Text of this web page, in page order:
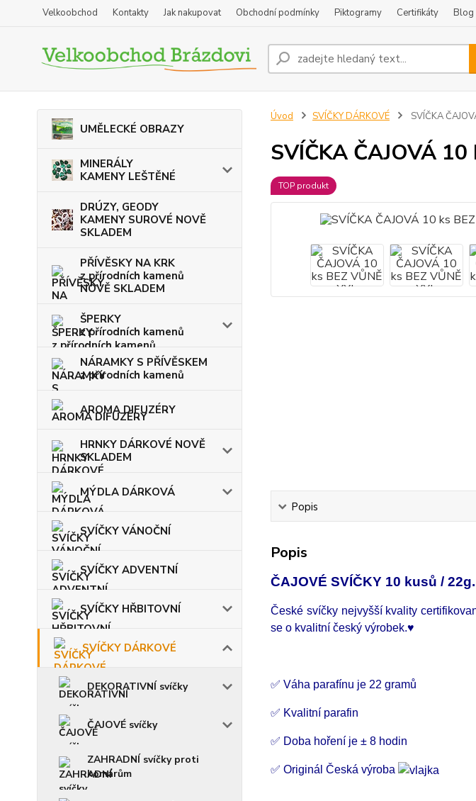
Velkoobchod Kontakty Jak nakupovat Obchodní podmínky Piktogramy Certifikáty Blog
UMĚLECKÉ OBRAZY
MINERÁLY
KAMENY LEŠTĚNÉ
DRÚZY, GEODY
KAMENY SUROVÉ NOVĚ
SKLADEM
PŘÍVĚSKY NA KRK
z přírodních kamenů
NOVĚ SKLADEM
ŠPERKY
z přírodních kamenů
NÁRAMKY S PŘÍVĚSKEM
z přírodních kamenů
AROMA DIFUZÉRY
HRNKY DÁRKOVÉ NOVĚ
SKLADEM
MÝDLA DÁRKOVÁ
SVÍČKY VÁNOČNÍ
SVÍČKY ADVENTNÍ
SVÍČKY HŘBITOVNÍ
SVÍČKY DÁRKOVÉ
DEKORATIVNÍ svíčky
ČAJOVÉ svíčky
ZAHRADNÍ svíčky proti
komárům
Úvod SVÍČKY DÁRKOVÉ SVÍČKA
SVÍČKA ČAJOVÁ
TOP produkt
Popis
Popis
ČAJOVÉ SVÍČKY 10 kusů /
České svíčky nejvyšší kvality
se o kvalitní český výrobek.♥
✅ Váha parafínu je 22 gramů
✅ Kvalitní parafin
✅ Doba hoření je ± 8 hodin
✅ Originál Česká výroba